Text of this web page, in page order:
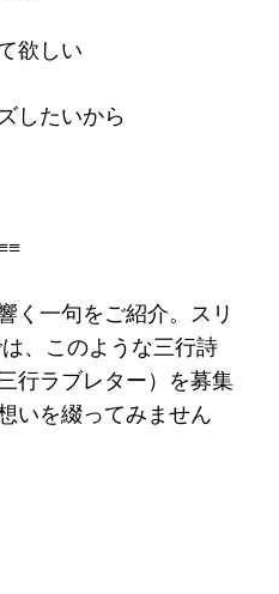
欲しい
したいから
く一句をご紹介。スリ
、このような三行詩
行ラブレター）を募集
いを綴ってみません